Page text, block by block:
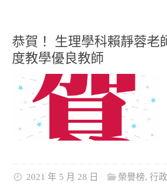
恭賀！ 生理學科賴靜蓉老
度教學優良教師
2021 年 5 月 28 日 榮譽榜, 行